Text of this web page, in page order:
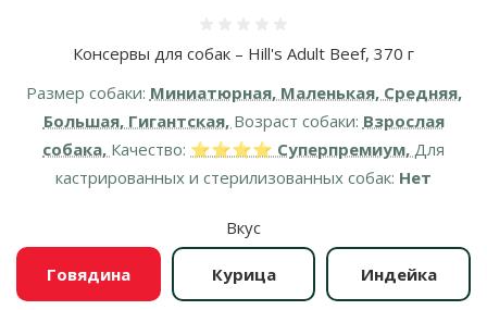
Консервы для собак – Hill's Adult Beef, 370 г
Размер собаки: Миниатюрная, Маленькая, Средняя,
Большая, Гигантская, Возраст собаки: Взрослая
собака, Качество: ⭐⭐⭐⭐ Суперпремиум, Для
кастрированных и стерилизованных собак: Нет
Вкус
Говядина Курица Индейка